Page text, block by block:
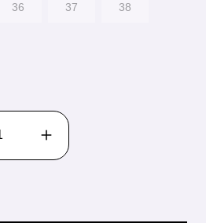
36 37 38
GIB DEN GEWÜNSCHTEN